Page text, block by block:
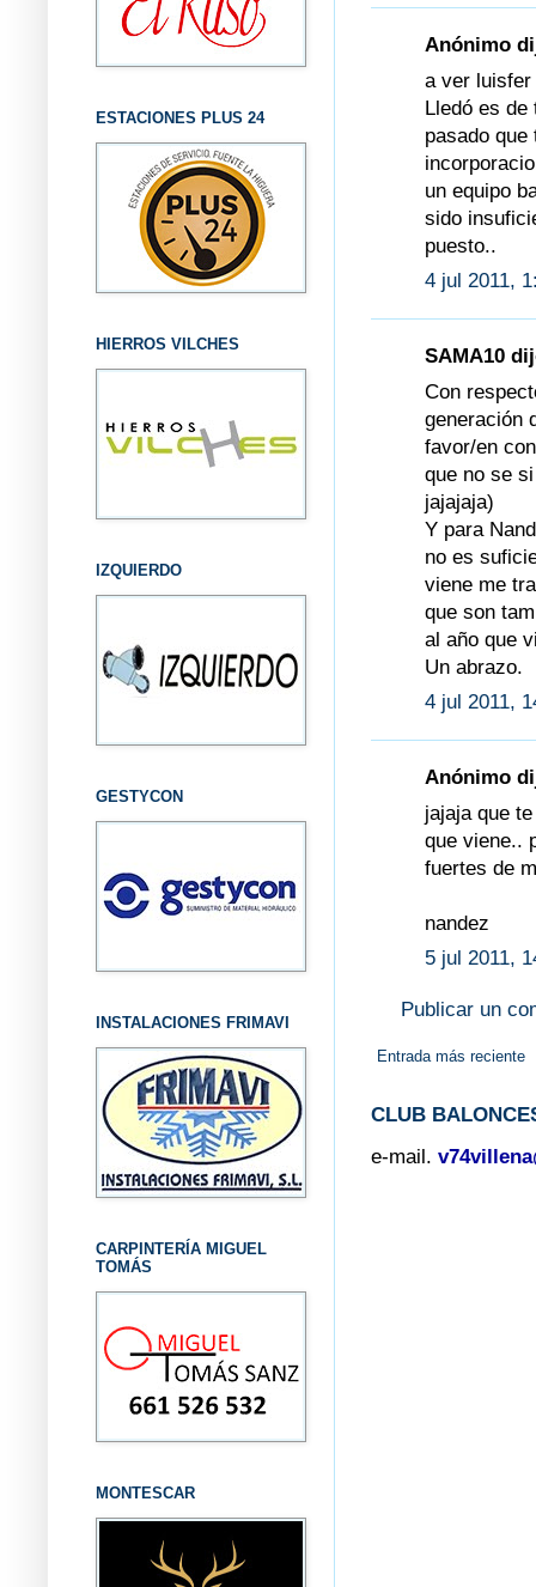
Anónimo
a ver luisfer
Lledó es de
pasado
un equipo
sido
puesto..
4 jul 2011,
SAMA10
Con
generación
favor/en
que no se
jajajaja)
Y para
no es
viene me
que son
al año que
Un abrazo.
4 jul 2011,
Anónimo
jajaja que
que viene..
fuertes de
nandez
5 jul 2011,
Publicar un
Entrada más reciente
CLUB
e-mail.
ESTACIONES PLUS 24
HIERROS VILCHES
IZQUIERDO
GESTYCON
INSTALACIONES FRIMAVI
CARPINTERÍA MIGUEL
TOMÁS
MONTESCAR